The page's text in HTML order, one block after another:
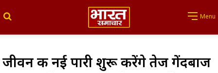
Menu
जीवन की नई पारी शुरू करेंगे तेज गेंदबाज